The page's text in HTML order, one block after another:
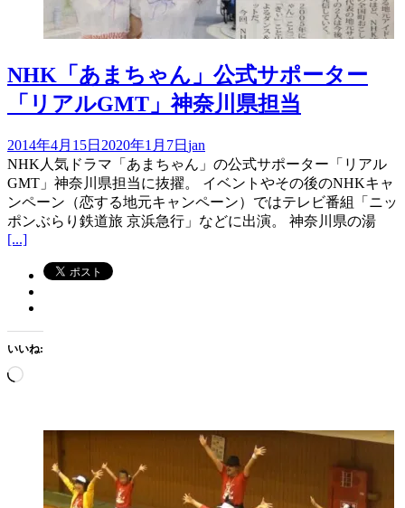
NHK「あまちゃん」公式サポーター
「リアルGMT」神奈川県担当
2014年4月15日 2020年1月7日 jan
NHK人気ドラマ「あまちゃん」の公式サポーター「リアル
GMT」神奈川県担当に抜擢。 イベントやその後のNHKキャ
ンペーン（恋する地元キャンペーン）ではテレビ番組「ニッ
ポンぶらり鉄道旅 京浜急行」などに出演。 神奈川県の湯
[...]
いいね:
読